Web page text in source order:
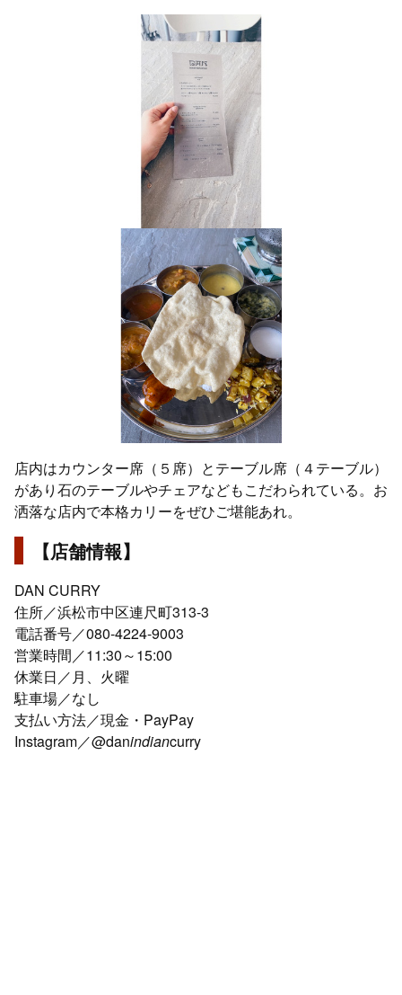
店内はカウンター席（５席）とテーブル席（４テーブル）
があり石のテーブルやチェアなどもこだわられている。お
洒落な店内で本格カリーをぜひご堪能あれ。
【店舗情報】
DAN CURRY
住所／浜松市中区連尺町313-3
電話番号／080-4224-9003
営業時間／11:30～15:00
休業日／月、火曜
駐車場／なし
支払い方法／現金・PayPay
Instagram／@danindiancurry